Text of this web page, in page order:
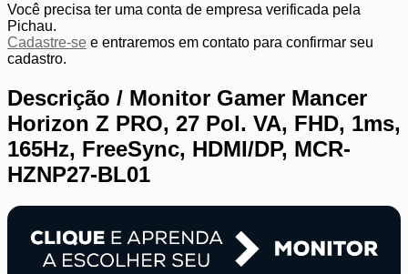
Você precisa ter uma conta de empresa verificada pela
Pichau.
Cadastre-se e entraremos em contato para confirmar seu
cadastro.
Descrição / Monitor Gamer Mancer
Horizon Z PRO, 27 Pol. VA, FHD, 1ms,
165Hz, FreeSync, HDMI/DP, MCR-
HZNP27-BL01